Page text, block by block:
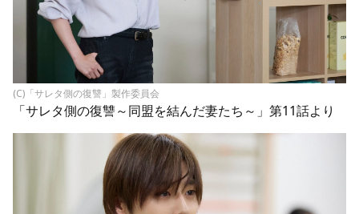
(C)「サレタ側の復讐」製作委員会
「サレタ側の復讐～同盟を結んだ妻たち～」第11話より